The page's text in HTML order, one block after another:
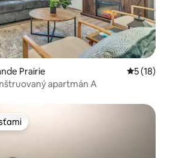
Prairie
5 (18)
apartmán A